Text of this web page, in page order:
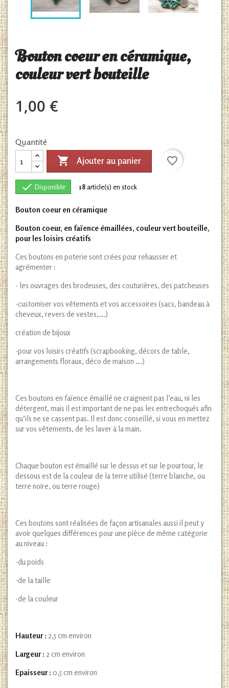
Bouton coeur en céramique,
couleur vert bouteille
1,00 €
Quantité
 Ajouter au panier favorite_border
 Disponible 18article(s) en stock
Bouton coeur en céramique
Bouton coeur, en faïence émaillées, couleur vert bouteille,
pour les loisirs créatifs
Ces boutons en poterie sont crées pour rehausser et
agrémenter :
- les ouvrages des brodeuses, des couturières, des patcheuses
-customiser vos vêtements et vos accessoires (sacs, bandeau à
cheveux, revers de vestes,….)
création de bijoux
-pour vos loisirs créatifs (scrapbooking, décors de table,
arrangements floraux, déco de maison ….)
Ces boutons en faïence émaillé ne craignent pas l’eau, ni les
détergent, mais il est important de ne pas les entrechoqués afin
qu’ils ne se cassent pas. Il est donc conseillé, si vous en mettez
sur vos vêtements, de les laver à la main.
Chaque bouton est émaillé sur le dessus et sur le pourtour, le
dessous est de la couleur de la terre utilisé (terre blanche, ou
terre noire, ou terre rouge)
Ces boutons sont réalisées de façon artisanales aussi il peut y
avoir quelques différences pour une pièce de même catégorie
au niveau :
-du poids
-de la taille
-de la couleur
Hauteur : 2,5 cm environ
Largeur : 2 cm environ
Epaisseur : 0,5 cm environ